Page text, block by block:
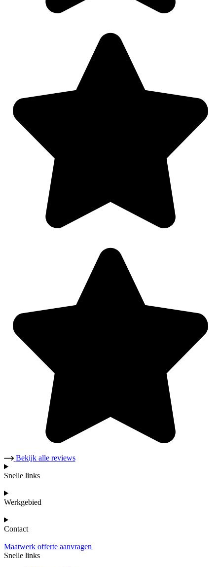
Bekijk alle reviews
Snelle links
Werkgebied
Contact
Maatwerk offerte aanvragen
Snelle links